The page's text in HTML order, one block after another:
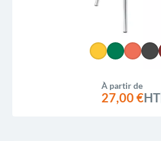
À partir de
27,00 €HT